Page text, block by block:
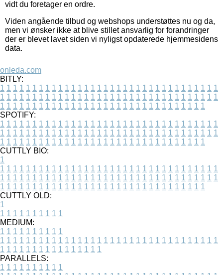
vidt du foretager en ordre.
Viden angående tilbud og webshops understøttes nu og da,
men vi ønsker ikke at blive stillet ansvarlig for forandringer
der er blevet lavet siden vi nyligst opdaterede hjemmesidens
data.
onleda.com
BITLY:
1 1 1 1 1 1 1 1 1 1 1 1 1 1 1 1 1 1 1 1 1 1 1 1 1 1 1 1 1 1 1 1 1 1
1 1 1 1 1 1 1 1 1 1 1 1 1 1 1 1 1 1 1 1 1 1 1 1 1 1 1 1 1 1 1 1 1 1
1 1 1 1 1 1 1 1 1 1 1 1 1 1 1 1 1 1 1 1 1 1 1 1 1 1 1 1 1 1 1 1
SPOTIFY:
1 1 1 1 1 1 1 1 1 1 1 1 1 1 1 1 1 1 1 1 1 1 1 1 1 1 1 1 1 1 1 1 1 1
1 1 1 1 1 1 1 1 1 1 1 1 1 1 1 1 1 1 1 1 1 1 1 1 1 1 1 1 1 1 1 1 1 1
1 1 1 1 1 1 1 1 1 1 1 1 1 1 1 1 1 1 1 1 1 1 1 1 1 1 1 1 1 1 1 1
CUTTLY BIO:
1
1 1 1 1 1 1 1 1 1 1 1 1 1 1 1 1 1 1 1 1 1 1 1 1 1 1 1 1 1 1 1 1 1 1
1 1 1 1 1 1 1 1 1 1 1 1 1 1 1 1 1 1 1 1 1 1 1 1 1 1 1 1 1 1 1 1 1 1
1 1 1 1 1 1 1 1 1 1 1 1 1 1 1 1 1 1 1 1 1 1 1 1 1 1 1 1 1 1 1 1
CUTTLY OLD:
1
1 1 1 1 1 1 1 1 1 1
MEDIUM:
1 1 1 1 1 1 1 1 1 1
1 1 1 1 1 1 1 1 1 1 1 1 1 1 1 1 1 1 1 1 1 1 1 1 1 1 1 1 1 1 1 1 1 1
1 1 1 1 1 1 1 1 1 1 1 1 1 1 1 1
PARALLELS:
1 1 1 1 1 1 1 1 1 1